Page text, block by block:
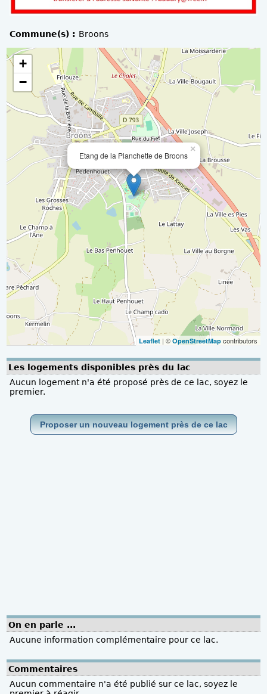
Commune(s) : Broons
Etang de la Planchette de Broons
×
+
−
Leaflet| © OpenStreetMapcontributors
Les logements disponibles près du lac
Aucun logement n'a été proposé près de ce lac, soyez le
premier.
Proposer un nouveau logement près de ce lac
On en parle ...
Aucune information complémentaire pour ce lac.
Commentaires
Aucun commentaire n'a été publié sur ce lac, soyez le